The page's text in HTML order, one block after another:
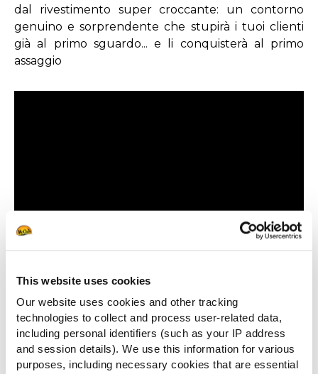
This website uses cookies
Our website uses cookies and other tracking
technologies to collect and process user-related data,
including personal identifiers (such as your IP address
and session details). We use this information for various
purposes, including necessary cookies that are essential
dal rivestimento super croccante: un contorno
genuino e sorprendente che stupirà i tuoi clienti
già al primo sguardo... e li conquisterà al primo
assaggio